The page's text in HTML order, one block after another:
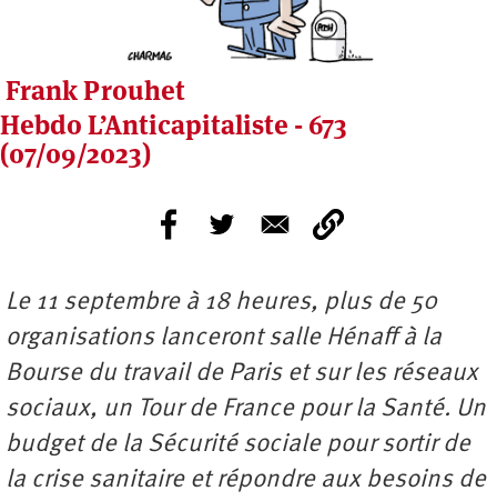
Frank Prouhet
Hebdo L’Anticapitaliste - 673
(07/09/2023)
Le 11 septembre à 18 heures, plus de 50
organisations lanceront salle Hénaff à la
Bourse du travail de Paris et sur les réseaux
sociaux, un Tour de France pour la Santé. Un
budget de la Sécurité sociale pour sortir de
la crise sanitaire et répondre aux besoins de